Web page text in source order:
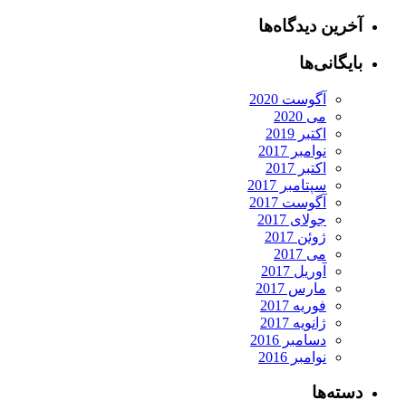
آخرین دیدگاه‌ها
بایگانی‌ها
آگوست 2020
می 2020
اکتبر 2019
نوامبر 2017
اکتبر 2017
سپتامبر 2017
آگوست 2017
جولای 2017
ژوئن 2017
می 2017
آوریل 2017
مارس 2017
فوریه 2017
ژانویه 2017
دسامبر 2016
نوامبر 2016
دسته‌ها